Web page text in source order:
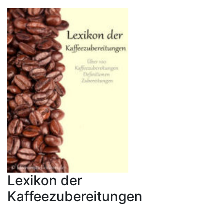
Lexikon der
Kaffeezubereitungen